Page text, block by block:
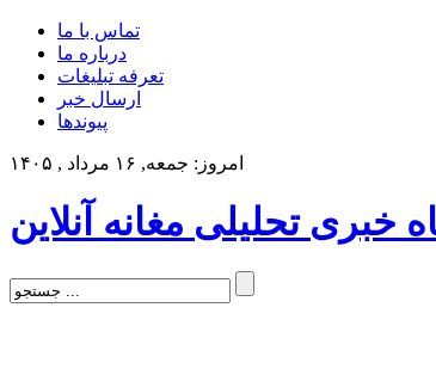
تماس با ما
درباره ما
تعرفه تبلیغات
ارسال خبر
پیوندها
امروز: جمعه, ۱۶ مرداد , ۱۴۰۵
خبری تحلیلی مغانه آنلاین